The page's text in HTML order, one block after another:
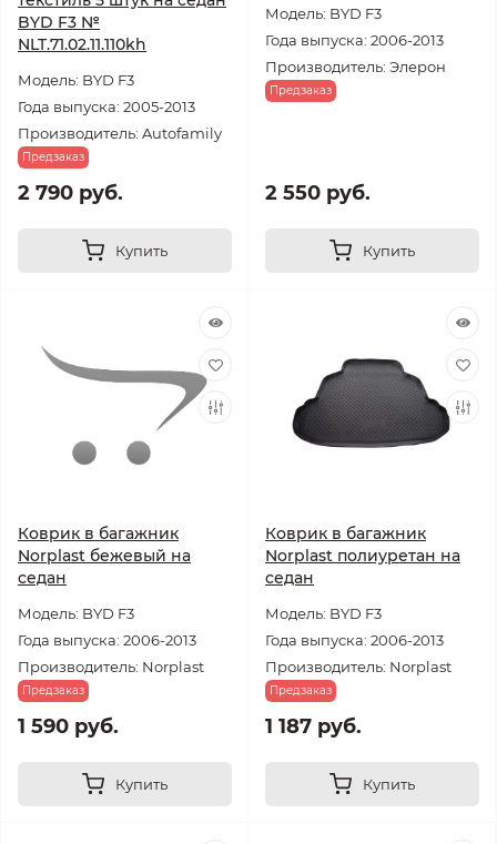
BYD F3 №
NLT.71.02.11.110kh
Модель: BYD F3
Года выпуска: 2005-2013
Производитель: Autofamily
Предзаказ
2 790 руб.
Купить
Модель: BYD F3
Года выпуска: 2006-2013
Производитель: Элерон
Предзаказ
2 550 руб.
Купить
Коврик в багажник
Norplast бежевый на
седан
Модель: BYD F3
Года выпуска: 2006-2013
Производитель: Norplast
Предзаказ
1 590 руб.
Купить
Коврик в багажник
Norplast полиуретан на
седан
Модель: BYD F3
Года выпуска: 2006-2013
Производитель: Norplast
Предзаказ
1 187 руб.
Купить